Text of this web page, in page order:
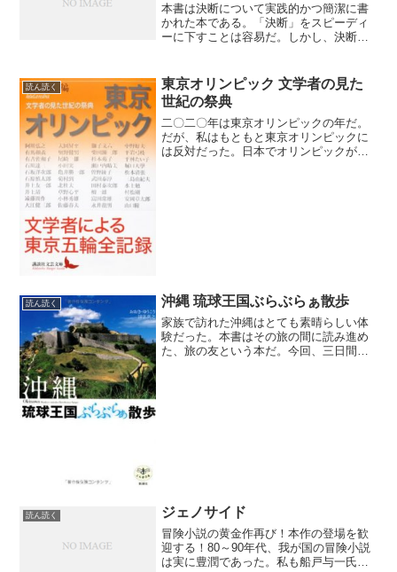
本書は決断について実践的かつ簡潔に書
かれた本である。「決断」をスピーディ
ーに下すことは容易だ。しかし、決断を
内容を簡潔にまとめてみた。本書は決断
の過程を大きく戦略・戦術...
読ん読く
東京オリンピック 文学者の見た
世紀の祭典
二〇二〇年は東京オリンピックの年だ。
だが、私はもともと東京オリンピックに
は反対だった。日本でオリンピックが開
読ん読く 沖縄 琉球王国ぶらぶらぁ散歩
家族で訪れた沖縄はとても素晴らしい体
験だった。本書はその旅の間に読み進め
た、旅の友という本だ。今回、三日間の
読ん読く ジェノサイド
冒険小説の黄金作再び！本作の登場を歓
迎する！80～90年代、我が国の冒険小説
は実に豊潤であった。私も船戸与一氏